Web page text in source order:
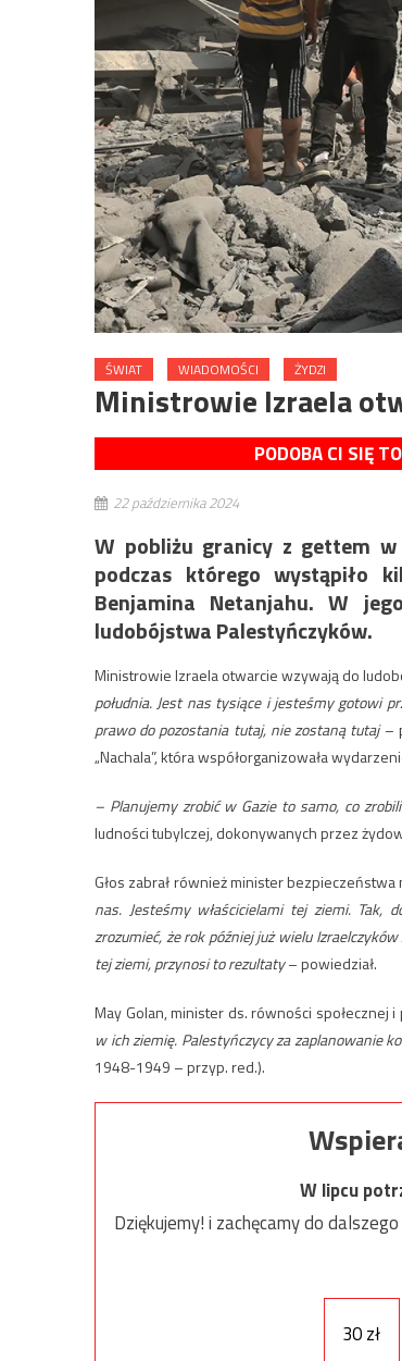
ŚWIAT WIADOMOŚCI ŻYDZI
Ministrowie Izraela
PODOBA CI SIĘ
22 października 2024
W pobliżu granicy z gettem w
podczas którego wystąpiło
Benjamina Netanjahu. W
ludobójstwa Palestyńczyków.
Ministrowie Izraela otwarcie wzywają do
południa. Jest nas tysiące i jesteśmy gotowi
prawo do pozostania tutaj, nie zostaną tutaj–
„Nachala”, która współorganizowała
– Planujemy zrobić w Gazie to samo, co
ludności tubylczej, dokonywanych przez
Głos zabrał również minister
nas. Jesteśmy właścicielami tej ziemi. Tak,
zrozumieć, że rok później już wielu
tej ziemi, przynosi to rezultaty– powiedział.
May Golan, minister ds. równości społecznej
w ich ziemię. Palestyńczycy za zaplanowanie
1948-1949 – przyp. red.).
W lipcu
Dziękujemy! i zachęcamy do
30 zł